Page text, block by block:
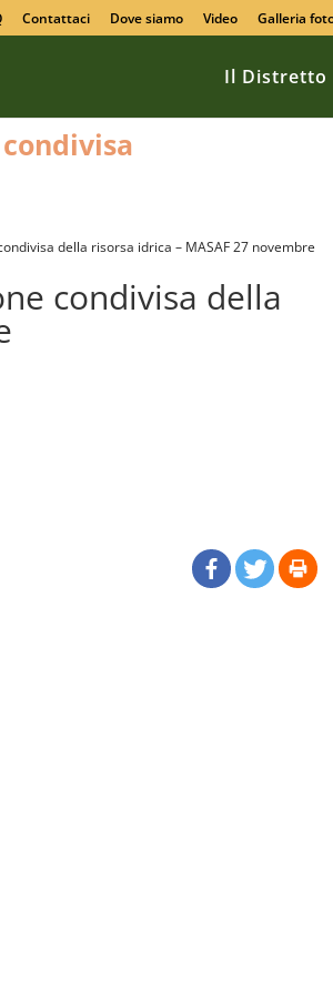
Contattaci Dove siamo Video Galleria
Il Distretto
della risorsa idrica – MASAF 27 novembre
condivisa della